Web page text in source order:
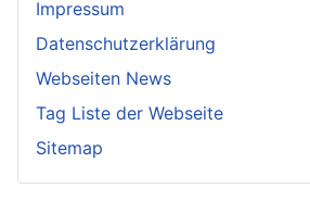
Impressum
Datenschutzerklärung
Webseiten News
Tag Liste der Webseite
Sitemap